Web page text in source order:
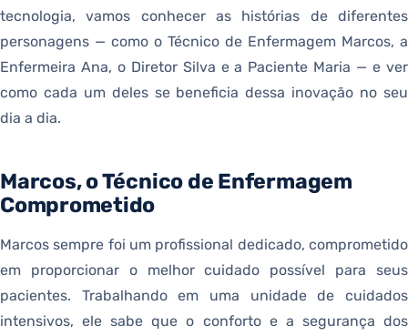
tecnologia, vamos conhecer as histórias de diferentes
personagens — como o Técnico de Enfermagem Marcos, a
Enfermeira Ana, o Diretor Silva e a Paciente Maria — e ver
como cada um deles se beneficia dessa inovação no seu
dia a dia.
Marcos, o Técnico de Enfermagem
Comprometido
Marcos sempre foi um profissional dedicado, comprometido
em proporcionar o melhor cuidado possível para seus
pacientes. Trabalhando em uma unidade de cuidados
intensivos, ele sabe que o conforto e a segurança dos